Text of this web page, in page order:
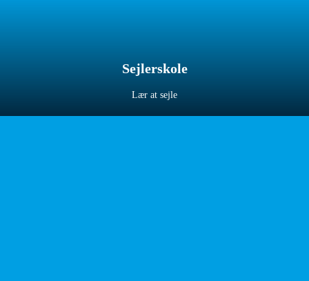
Sejlerskole
Lær at sejle